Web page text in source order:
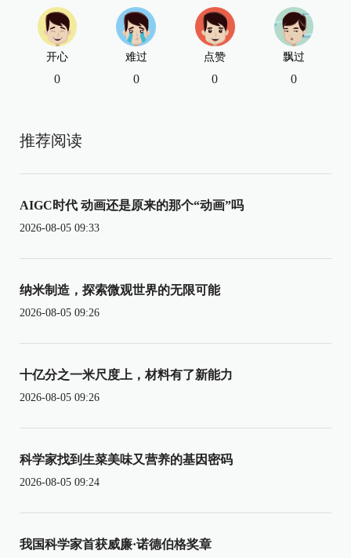
开心
0
难过
0
点赞
0
飘过
0
推荐阅读
AIGC时代 动画还是原来的那个“动画”吗
2026-08-05 09:33
纳米制造，探索微观世界的无限可能
2026-08-05 09:26
十亿分之一米尺度上，材料有了新能力
2026-08-05 09:26
科学家找到生菜美味又营养的基因密码
2026-08-05 09:24
我国科学家首获威廉·诺德伯格奖章